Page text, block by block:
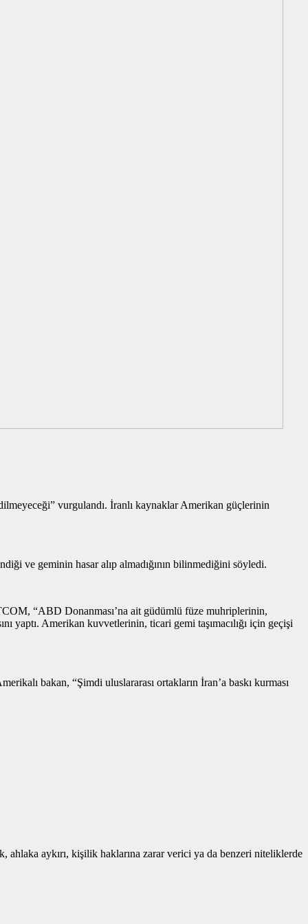
vurgulandı. İranlı kaynaklar Amerikan güçlerinin
ve geminin hasar alıp almadığının bilinmediğini söyledi.
“ABD Donanması’na ait güdümlü füze muhriplerinin,
yaptı. Amerikan kuvvetlerinin, ticari gemi taşımacılığı için geçişi
bakan, “Şimdi uluslararası ortakların İran’a baskı kurması
ahlaka aykırı, kişilik haklarına zarar verici ya da benzeri niteliklerde